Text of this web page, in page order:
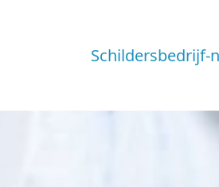
Schildersbedrijf-